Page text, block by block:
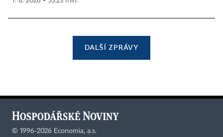
DALŠÍ ZPRÁVY
© 1996-2026 Economia, a.s.